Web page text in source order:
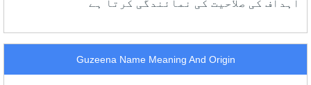
اہداف کی صلاحیت کی نمائندگی کرتا ہے
Guzeena Name Meaning And Origin